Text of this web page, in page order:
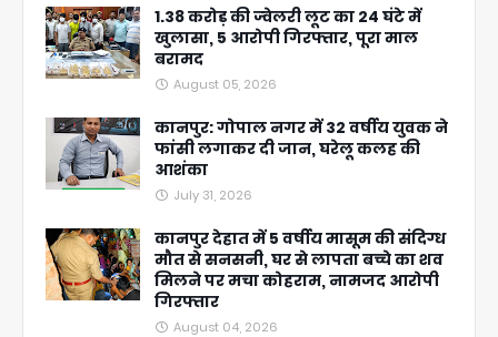
1.38 करोड़ की ज्वेलरी लूट का 24 घंटे में
खुलासा, 5 आरोपी गिरफ्तार, पूरा माल
बरामद
August 05, 2026
कानपुर: गोपाल नगर में 32 वर्षीय युवक ने
फांसी लगाकर दी जान, घरेलू कलह की
आशंका
July 31, 2026
कानपुर देहात में 5 वर्षीय मासूम की संदिग्ध
मौत से सनसनी, घर से लापता बच्चे का शव
मिलने पर मचा कोहराम, नामजद आरोपी
गिरफ्तार
August 04, 2026